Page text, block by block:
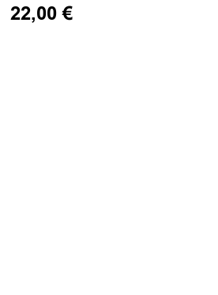
22,00€